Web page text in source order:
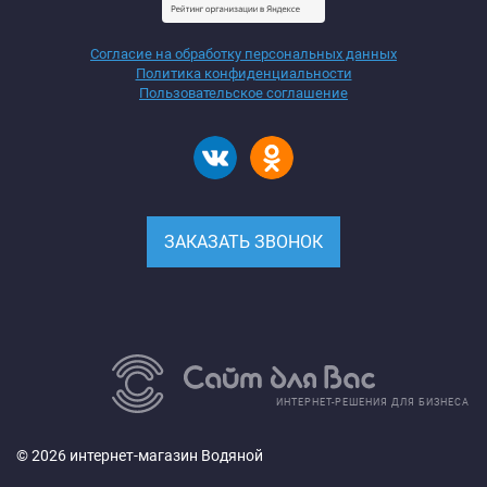
Согласие на обработку персональных данных
Политика конфиденциальности
Пользовательское соглашение
ЗАКАЗАТЬ ЗВОНОК
ИНТЕРНЕТ-РЕШЕНИЯ ДЛЯ БИЗНЕСА
© 2026 интернет-магазин Водяной